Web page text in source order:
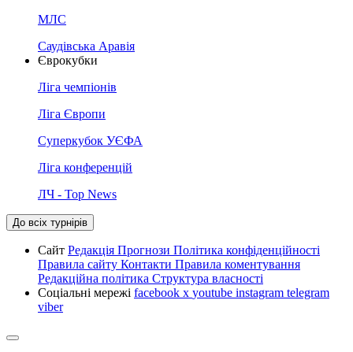
МЛС
Саудівська Аравія
Єврокубки
Ліга чемпіонів
Ліга Європи
Суперкубок УЄФА
Ліга конференцій
ЛЧ - Top News
До всіх турнірів
Сайт Редакція Прогнози Політика конфіденційності
Правила сайту Контакти Правила коментування
Редакційна політика Структура власності
Соціальні мережі facebook x youtube instagram telegram
viber